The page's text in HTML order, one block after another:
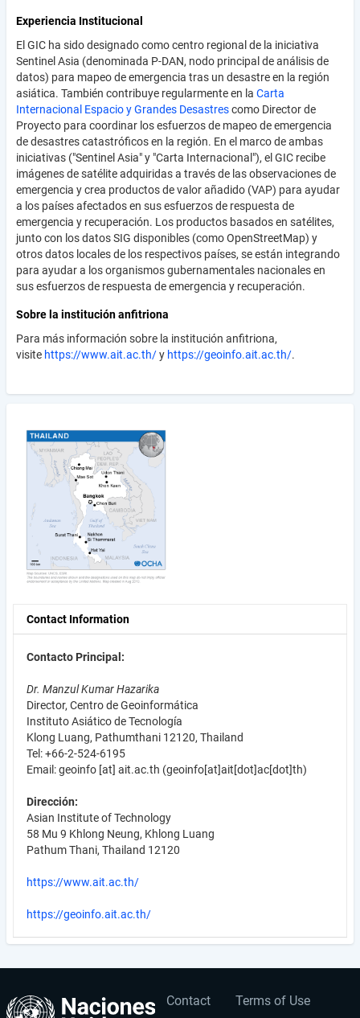
Experiencia Institucional
El GIC ha sido designado como centro regional de la iniciativa
Sentinel Asia (denominada P-DAN, nodo principal de análisis de
datos) para mapeo de emergencia tras un desastre en la región
asiática. También contribuye regularmente en la Carta
Internacional Espacio y Grandes Desastrescomo Director de
Proyecto para coordinar los esfuerzos de mapeo de emergencia
de desastres catastróficos en la región. En el marco de ambas
iniciativas ("Sentinel Asia" y "Carta Internacional"), el GIC recibe
imágenes de satélite adquiridas a través de las observaciones de
emergencia y crea productos de valor añadido (VAP) para ayudar
a los países afectados en sus esfuerzos de respuesta de
emergencia y recuperación. Los productos basados en satélites,
junto con los datos SIG disponibles (como OpenStreetMap) y
otros datos locales de los respectivos países, se están integrando
para ayudar a los organismos gubernamentales nacionales en
sus esfuerzos de respuesta de emergencia y recuperación.
Sobre la institución anfitriona
Para más información sobre la institución anfitriona,
visite https://www.ait.ac.th/y https://geoinfo.ait.ac.th/.
Contact Information
Contacto Principal:
Dr. Manzul Kumar Hazarika
Director, Centro de Geoinformática
Instituto Asiático de Tecnología
Klong Luang, Pathumthani 12120, Thailand
Tel: +66-2-524-6195
Email:geoinfo [at] ait.ac.th (geoinfo[at]ait[dot]ac[dot]th)
Dirección:
Asian Institute of Technology
58 Mu 9 Khlong Neung, Khlong Luang
Pathum Thani, Thailand 12120
https://www.ait.ac.th/
https://geoinfo.ait.ac.th/
Footer
Contact Terms of Use
User